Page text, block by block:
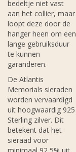
bedeltje niet vast
aan het collier, maar
loopt deze door de
hanger heen om een
lange gebruiksduur
te kunnen
garanderen.
De Atlantis
Memorials sieraden
worden vervaardigd
uit hoogwaardig 925
Sterling zilver. Dit
betekent dat het
sieraad voor